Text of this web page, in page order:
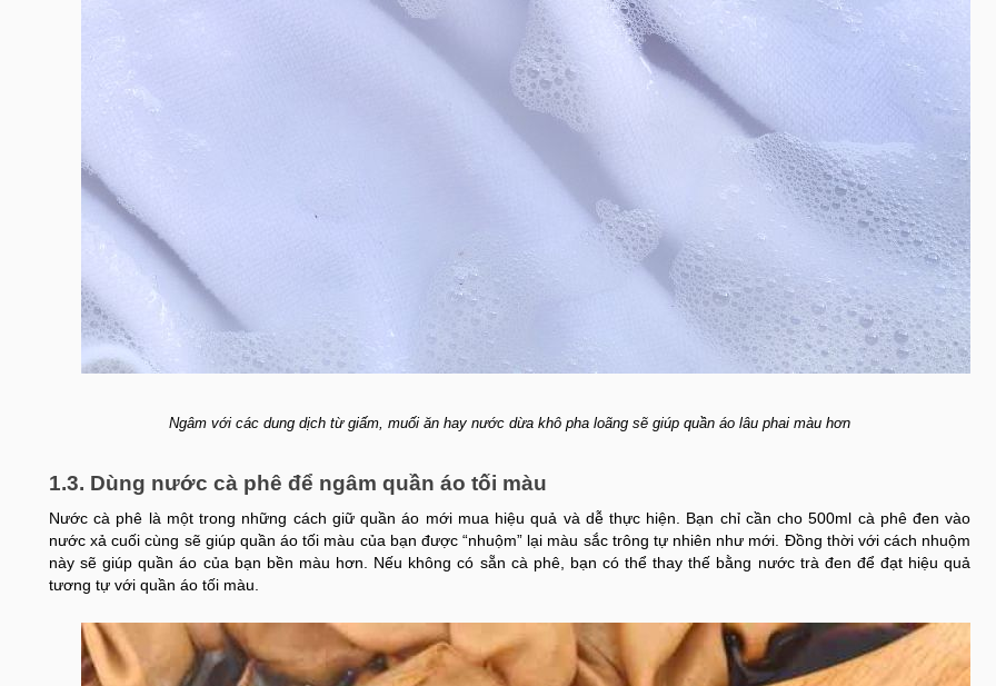
Ngâm với các dung dịch từ giấm, muối ăn hay nước dừa khô pha loãng sẽ giúp quần áo lâu phai màu hơn
1.3. Dùng nước cà phê để ngâm quần áo tối màu
Nước cà phê là một trong những cách giữ quần áo mới mua hiệu quả và dễ thực hiện. Bạn chỉ cần cho 500ml cà phê đen vào
nước xả cuối cùng sẽ giúp quần áo tối màu của bạn được “nhuộm” lại màu sắc trông tự nhiên như mới. Đồng thời với cách nhuộm
này sẽ giúp quần áo của bạn bền màu hơn. Nếu không có sẵn cà phê, bạn có thể thay thế bằng nước trà đen để đạt hiệu quả
tương tự với quần áo tối màu.